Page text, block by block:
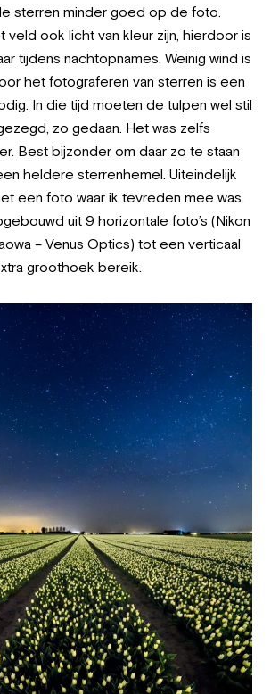
sterren minder goed op de foto.
veld ook licht van kleur zijn, hierdoor is
tijdens nachtopnames. Weinig wind is
het fotograferen van sterren is een
In die tijd moeten de tulpen wel stil
zo gedaan. Het was zelfs
Best bijzonder om daar zo te staan
heldere sterrenhemel. Uiteindelijk
een foto waar ik tevreden mee was.
uit 9 horizontale foto’s (Nikon
– Venus Optics) tot een verticaal
groothoek bereik.